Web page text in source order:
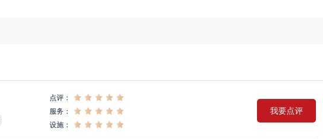
点评：
服务：
设施：
我要点评